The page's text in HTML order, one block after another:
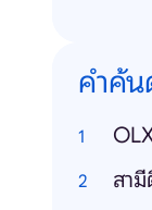
คำค้น
สามี